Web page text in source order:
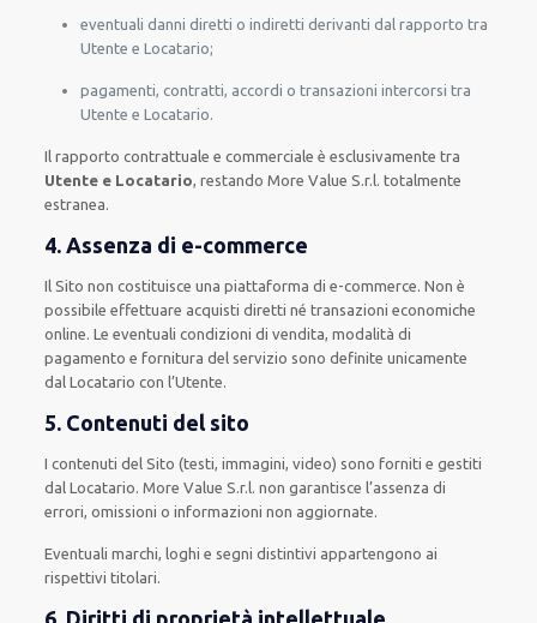
eventuali danni diretti o indiretti derivanti dal rapporto tra
Utente e Locatario;
pagamenti, contratti, accordi o transazioni intercorsi tra
Utente e Locatario.
Il rapporto contrattuale e commerciale è esclusivamente tra
Utente e Locatario, restando More Value S.r.l. totalmente
estranea.
4. Assenza di e-commerce
Il Sito non costituisce una piattaforma di e-commerce. Non è
possibile effettuare acquisti diretti né transazioni economiche
online. Le eventuali condizioni di vendita, modalità di
pagamento e fornitura del servizio sono definite unicamente
dal Locatario con l’Utente.
5. Contenuti del sito
I contenuti del Sito (testi, immagini, video) sono forniti e gestiti
dal Locatario. More Value S.r.l. non garantisce l’assenza di
errori, omissioni o informazioni non aggiornate.
Eventuali marchi, loghi e segni distintivi appartengono ai
rispettivi titolari.
6. Diritti di proprietà intellettuale